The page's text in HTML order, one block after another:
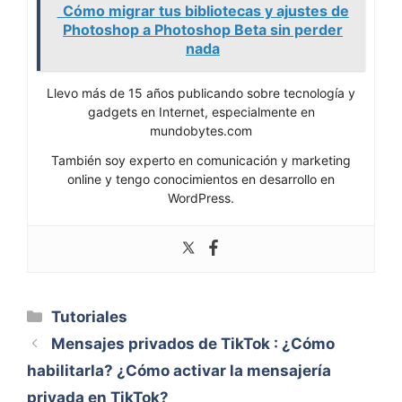
Cómo migrar tus bibliotecas y ajustes de
Photoshop a Photoshop Beta sin perder
nada
Llevo más de 15 años publicando sobre tecnología y
gadgets en Internet, especialmente en
mundobytes.com
También soy experto en comunicación y marketing
online y tengo conocimientos en desarrollo en
WordPress.
Categorías
Tutoriales
Mensajes privados de TikTok : ¿Cómo
habilitarla? ¿Cómo activar la mensajería
privada en TikTok?